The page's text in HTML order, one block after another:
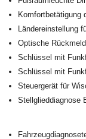
Komfortbetätigung
Ländereinstellung
Optische
Schlüssel mit
Schlüssel mit
Steuergerät für
Stellglieddiagnose